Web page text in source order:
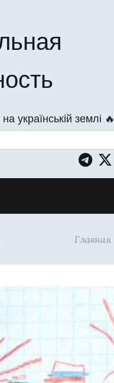
українській землі 🔥
Главная